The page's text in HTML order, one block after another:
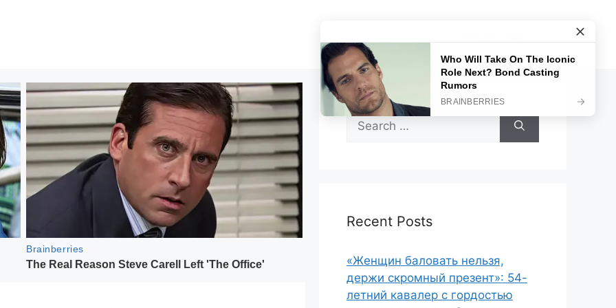
Search
for:
Recent Posts
«Женщин баловать нельзя,
держи скромный презент»: 54-
летний кавалер с гордостью